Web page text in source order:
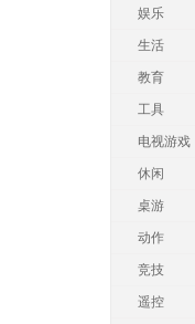
娱乐
生活
教育
工具
电视游戏
休闲
桌游
动作
竞技
遥控